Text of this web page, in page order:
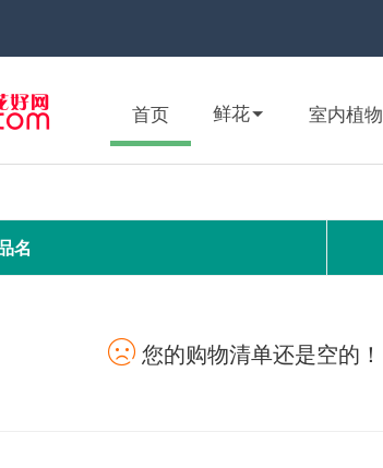
首页 鲜花 室内植物
名
您的购物清单还是空的！